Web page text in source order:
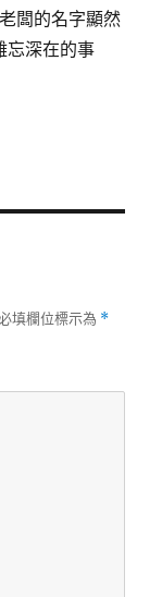
闆的名字顯然
忘深在的事
填欄位標示為 *